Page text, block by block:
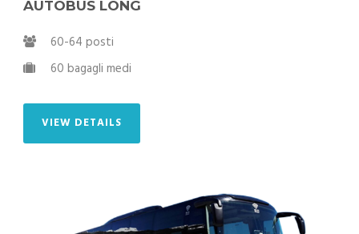
AUTOBUS LONG
60-64 posti
60 bagagli medi
VIEW DETAILS